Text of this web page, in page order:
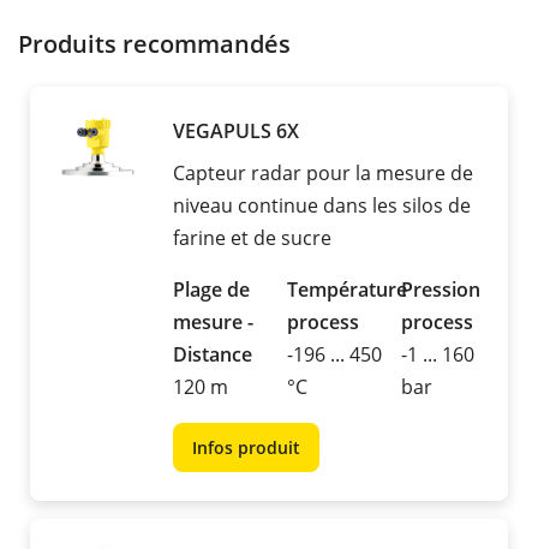
Produits recommandés
VEGAPULS 6X
Capteur radar pour la mesure de
niveau continue dans les silos de
farine et de sucre
Plage de
mesure -
Distance
120 m
Température
process
-196 ... 450
°C
Pression
process
-1 ... 160
bar
Infos produit